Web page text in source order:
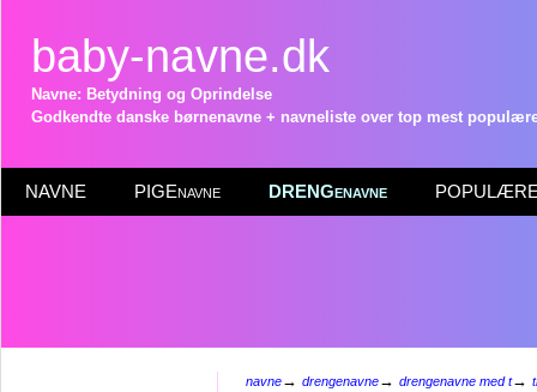
baby-navne.dk
Navne: Betydning og Oprindelse
Godkendte danske børnenavne + navneliste over top mest
NAVNE PIGEnavne DRENGenavne POPULÆRE
navne→ drengenavne→ drengenavne med t→